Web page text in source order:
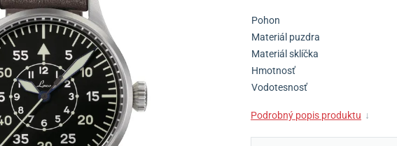
Pohon
Materiál puzdra
Materiál sklíčka
Hmotnosť
Vodotesnosť
Podrobný popis produktu ↓